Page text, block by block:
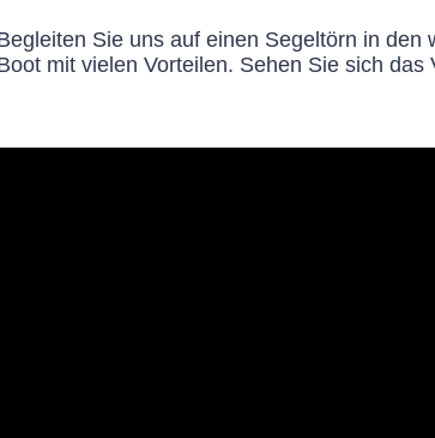
Sie uns auf einen Segeltörn in
mit vielen Vorteilen. Sehen Sie sich das